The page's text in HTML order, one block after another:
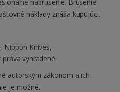
nabrúsenie. Brúsenie
náklady znáša kupujúci.
Nippon Knives,
práva vyhradené.
autorským zákonom a ich
je možné.